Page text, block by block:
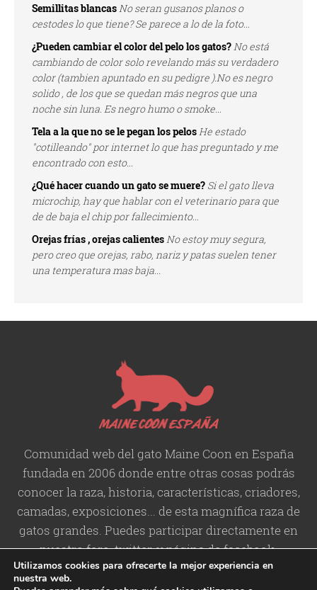
Semillitas blancas No seran gusanos planos o
cestodes lo que tiene? Se parece a lo de la foto...
¿Pueden cambiar el color del pelo los gatos? No está
cambiando de color solo revelando más su verdadero
color (tambien apuntado en su pedigre ).No es negro
solido , de los que se quedan más negros que una
noche sin luna. Es negro humo o smoke...
Tela a la que no se le pegan los pelos He estado
"cotilleando" por internet lo que has preguntado y me
encontrado con esto...
¿Qué hacer cuando un gato se muere? Si el gato lleva
microchip, hay que hablar con el veterinario para que
de de baja el chip por fallecimiento...
Orejas frías , orejas calientes No estoy muy segura,
pero creo que orejas, rabo, nariz y patas suelen tener
una temperatura mas baja...
Comunidad web del gato Maine Coon en España
fundada en 2006 donde entre otras cosas podrás
conocer la raza, historia,características, criadores,
camadas, exposiciones... de esta magnífica raza de
gatos grandes. Puedes participar directamente en
nuestro foro, twitter, y página de facebook.
Utilizamos cookies para ofrecerte la mejor experiencia en
nuestra web.